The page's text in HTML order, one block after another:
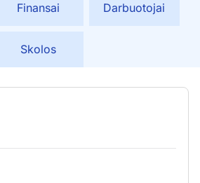
Finansai Darbuotojai
Skolos